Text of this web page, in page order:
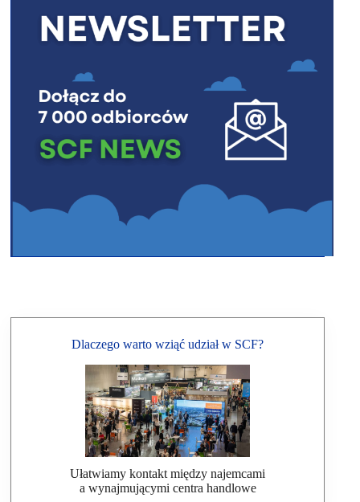
Dlaczego warto wziąć udział w SCF?
Ułatwiamy kontakt między najemcami
a wynajmującymi centra handlowe